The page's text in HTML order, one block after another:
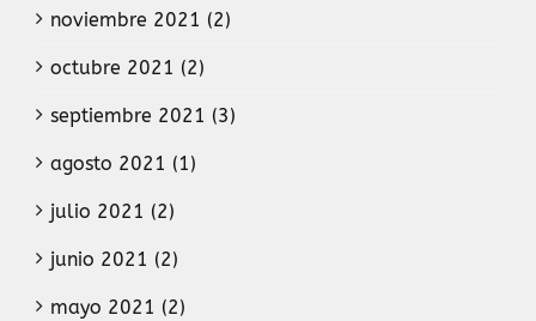
noviembre 2021 (2)
octubre 2021 (2)
septiembre 2021 (3)
agosto 2021 (1)
julio 2021 (2)
junio 2021 (2)
mayo 2021 (2)